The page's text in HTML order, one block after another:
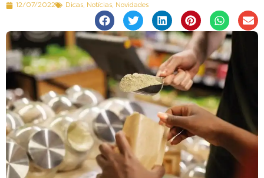
12/07/2022 Dicas, Notícias, Novidades